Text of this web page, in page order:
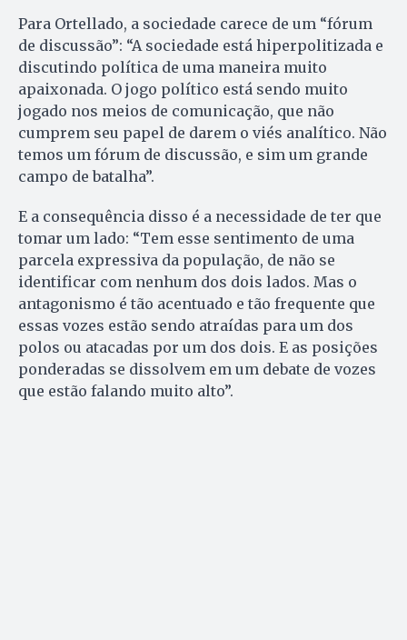
Para Ortellado, a sociedade carece de um “fórum
de discussão”: “A sociedade está hiperpolitizada e
discutindo política de uma maneira muito
apaixonada. O jogo político está sendo muito
jogado nos meios de comunicação, que não
cumprem seu papel de darem o viés analítico. Não
temos um fórum de discussão, e sim um grande
campo de batalha”.
E a consequência disso é a necessidade de ter que
tomar um lado: “Tem esse sentimento de uma
parcela expressiva da população, de não se
identificar com nenhum dos dois lados. Mas o
antagonismo é tão acentuado e tão frequente que
essas vozes estão sendo atraídas para um dos
polos ou atacadas por um dos dois. E as posições
ponderadas se dissolvem em um debate de vozes
que estão falando muito alto”.